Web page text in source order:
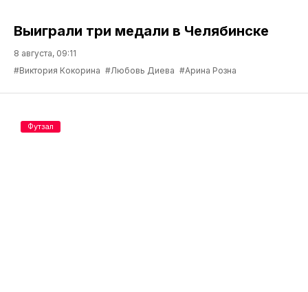
Выиграли три медали в Челябинске
8 августа, 09:11
#Виктория Кокорина #Любовь Диева #Арина Розна
Футзал